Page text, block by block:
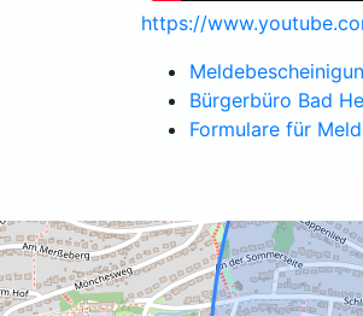
https://
Bürgerbüro Bad
Formulare für